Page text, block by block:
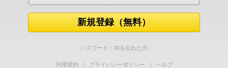
新規登録（無料）
パスワード・IDを忘れた方
利用規約 ｜ プライバシーポリシー ｜
ヘルプ